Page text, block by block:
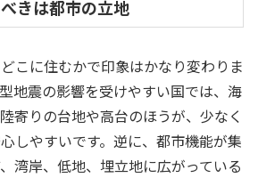
きは都市の立地
こに住むかで印象はかなり変わりま
地震の影響を受けやすい国では、海
寄りの台地や高台のほうが、少なく
しやすいです。逆に、都市機能が集
湾岸、低地、埋立地に広がっている